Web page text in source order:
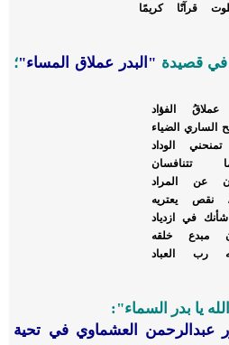
قرآنًا كريمًا
في قصيدة "البدر عملاق المساء"؛
الفؤاد
الساري الضياء
الوداد
تتنافسان
عن المراد
نقص يعتريه
في ازدياد
مبدع خلقه
رب العباد
يا بدر السماء":
عبدالرحمن العشماوي في تحية